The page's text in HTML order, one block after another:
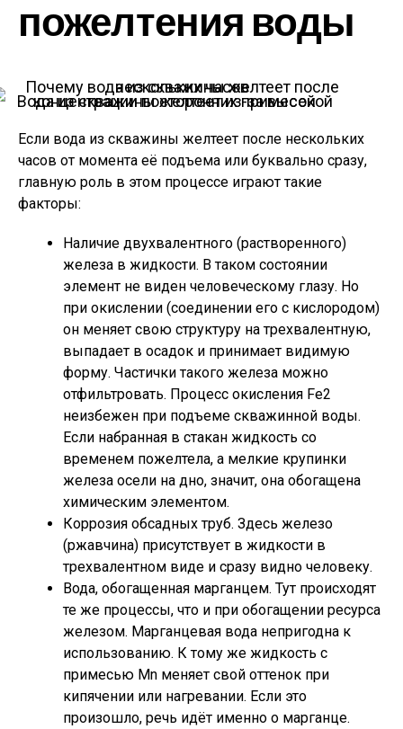
пожелтения воды
Вода из скважины желтеет из-за высокой концентрации посторонних примесей
Если вода из скважины желтеет после нескольких
часов от момента её подъема или буквально сразу,
главную роль в этом процессе играют такие
факторы:
Наличие двухвалентного (растворенного)
железа в жидкости. В таком состоянии
элемент не виден человеческому глазу. Но
при окислении (соединении его с кислородом)
он меняет свою структуру на трехвалентную,
выпадает в осадок и принимает видимую
форму. Частички такого железа можно
отфильтровать. Процесс окисления Fe2
неизбежен при подъеме скважинной воды.
Если набранная в стакан жидкость со
временем пожелтела, а мелкие крупинки
железа осели на дно, значит, она обогащена
химическим элементом.
Коррозия обсадных труб. Здесь железо
(ржавчина) присутствует в жидкости в
трехвалентном виде и сразу видно человеку.
Вода, обогащенная марганцем. Тут происходят
те же процессы, что и при обогащении ресурса
железом. Марганцевая вода непригодна к
использованию. К тому же жидкость с
примесью Mn меняет свой оттенок при
кипячении или нагревании. Если это
произошло, речь идёт именно о марганце.